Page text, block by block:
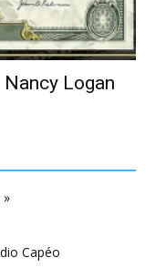
Nancy Logan
Capéo